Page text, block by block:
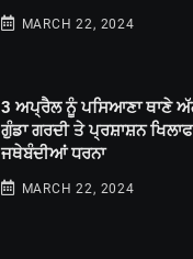
MARCH 22, 2024
3 ਅਪ੍ਰੈਲ ਨੂੰ ਪਸਿਆਣਾ ਥਾਣੇ
ਗੁੰਡਾ ਗਰਦੀ ਤੇ ਪ੍ਰਸ਼ਾਸ਼ਨ
ਜਥੇਬੰਦੀਆਂ ਧਰਨਾ
MARCH 22, 2024